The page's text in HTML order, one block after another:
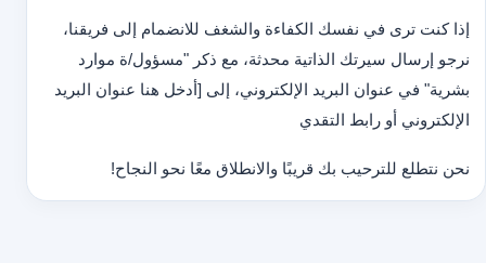
إذا كنت ترى في نفسك الكفاءة والشغف للانضمام إلى فريقنا،
نرجو إرسال سيرتك الذاتية محدثة، مع ذكر "مسؤول/ة موارد
بشرية" في عنوان البريد الإلكتروني، إلى [أدخل هنا عنوان البريد
الإلكتروني أو رابط التقدي
نحن نتطلع للترحيب بك قريبًا والانطلاق معًا نحو النجاح!